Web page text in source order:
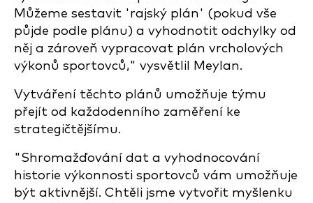
Můžeme sestavit 'rajský plán' (pokud vše
půjde podle plánu) a vyhodnotit odchylky od
něj a zároveň vypracovat plán vrcholových
výkonů sportovců," vysvětlil Meylan.
Vytváření těchto plánů umožňuje týmu
přejít od každodenního zaměření ke
strategičtějšímu.
"Shromažďování dat a vyhodnocování
historie výkonnosti sportovců vám umožňuje
být aktivnější. Chtěli jsme vytvořit myšlenku